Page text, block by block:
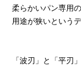
柔らかいパン専用
用途が狭いという
「波刃」と「平刃